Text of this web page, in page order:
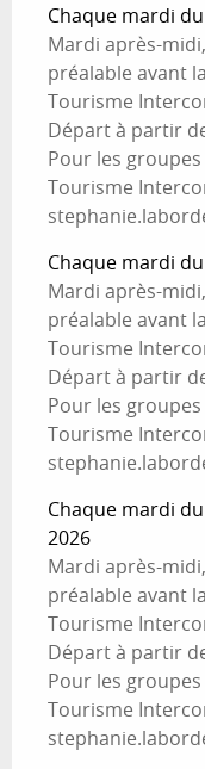
Chaque mardi
Mardi après-
préalable avant
Tourisme
Départ à partir
Pour les
Tourisme
Chaque mardi
Mardi après-
préalable avant
Tourisme
Départ à partir
Pour les
Tourisme
Chaque mardi
2026
Mardi après-
préalable avant
Tourisme
Départ à partir
Pour les
Tourisme